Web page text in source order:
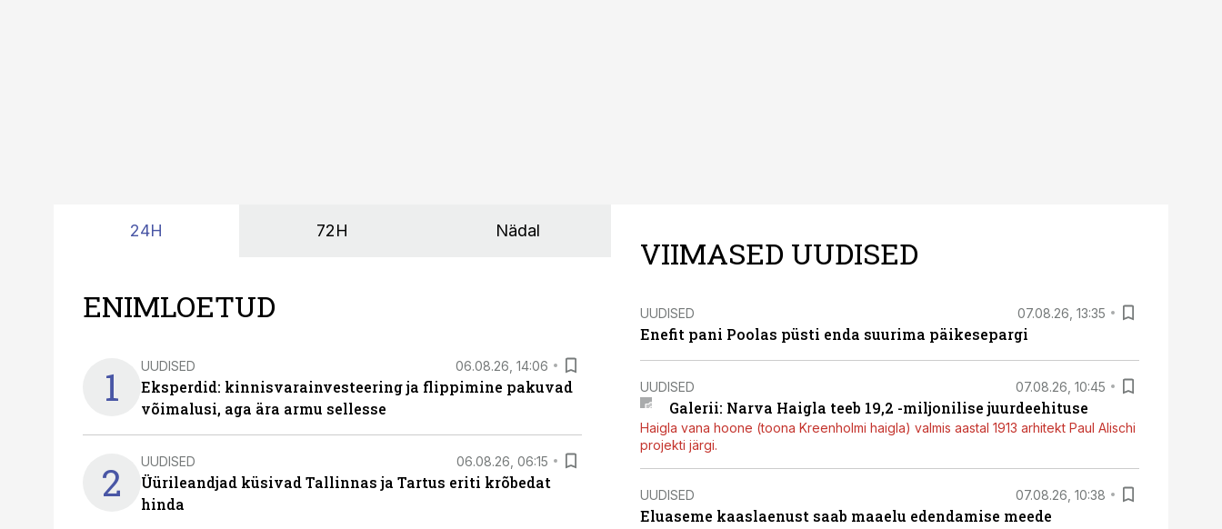
24H 72H Nädal
ENIMLOETUD
1 UUDISED 06.08.26, 14:06
Eksperdid: kinnisvarainvesteering ja flippimine pakuvad
võimalusi, aga ära armu sellesse
2 UUDISED 06.08.26, 06:15
Üürileandjad küsivad Tallinnas ja Tartus eriti krõbedat
hinda
VIIMASED UUDISED
UUDISED 07.08.26, 13:35
Enefit pani Poolas püsti enda suurima päikesepargi
UUDISED 07.08.26, 10:45
Galerii: Narva Haigla teeb 19,2 -miljonilise juurdeehituse
Haigla vana hoone (toona Kreenholmi haigla) valmis aastal 1913 arhitekt Paul Alischi
projekti järgi.
UUDISED 07.08.26, 10:38
Eluaseme kaaslaenust saab maaelu edendamise meede